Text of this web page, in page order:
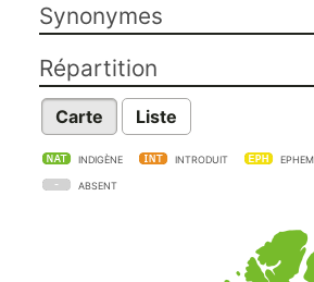
Synonymes
Répartition
Carte Liste
INDIGÈNE INTRODUIT
ABSENT